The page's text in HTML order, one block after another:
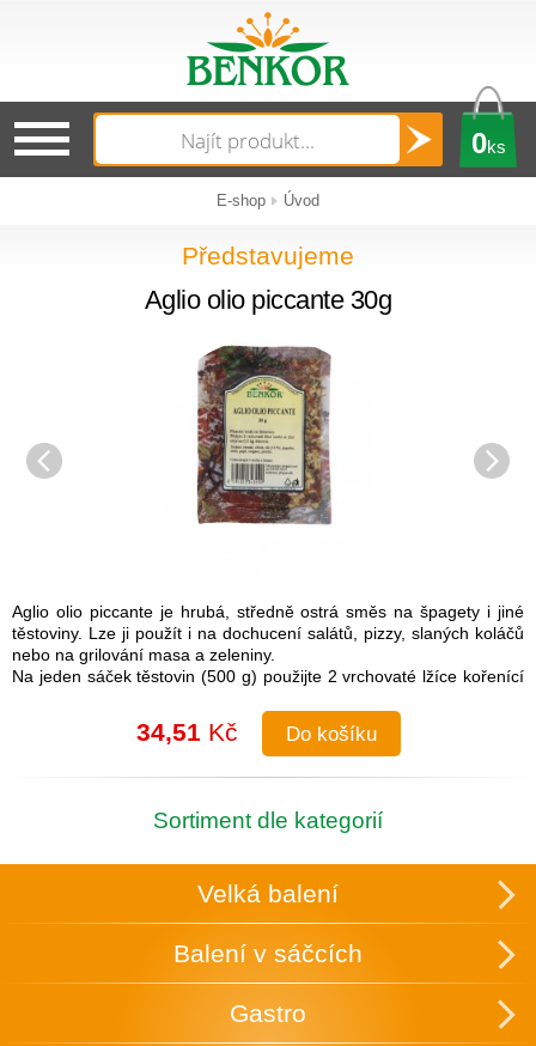
0ks
E-shop Úvod
Představujeme
Aglio olio piccante 30g
Aglio olio piccante je hrubá, středně ostrá směs na špagety i jiné
těstoviny. Lze ji použít i na dochucení salátů, pizzy, slaných koláčů
nebo na grilování masa a zeleniny.
Na jeden sáček těstovin (500 g) použijte 2 vrchovaté lžíce kořenící
Návod na přípravu: Do uvařených těstovin přimíchejte kořenící
směs a lžíci olivového oleje. Je možné také na pánvi olivový olej
rozehřát a koření na něm zlehka opražit, aby se rozvonělo a
následně přidat směs k těstovinám.
v obchodě.
Uchovávejte v suchu a temnu.
34,51Kč Do košíku
Sortiment dle kategorií
Velká balení
Balení v sáčcích
Gastro